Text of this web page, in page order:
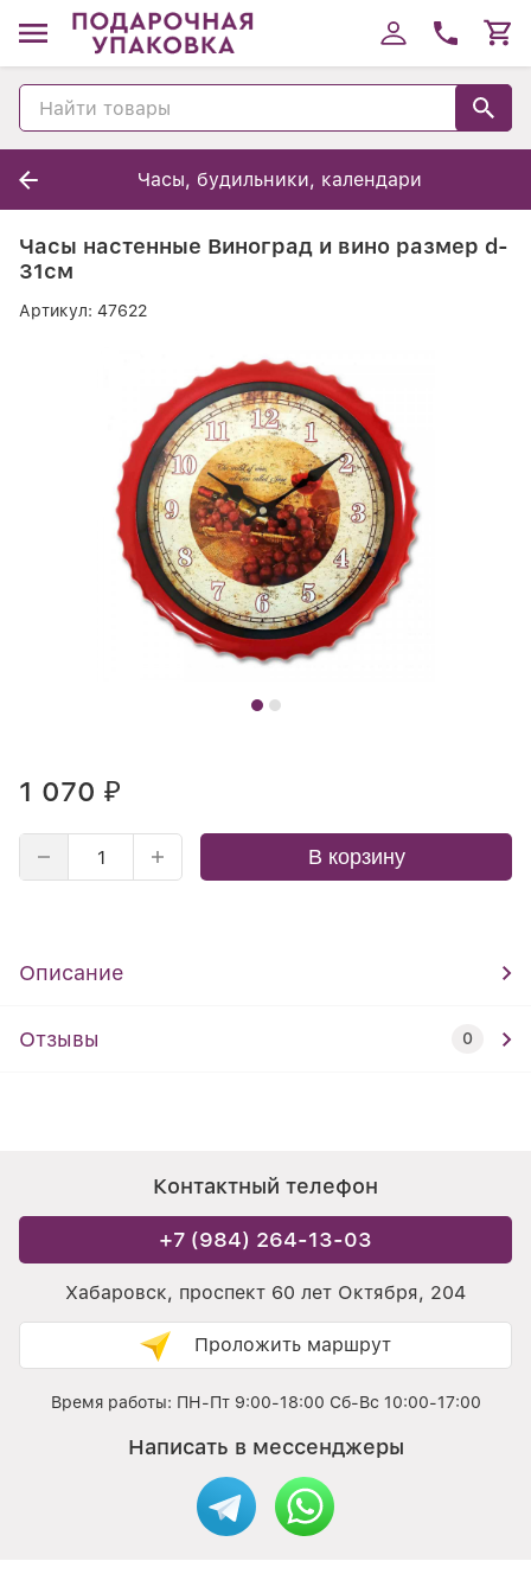
Часы, будильники, календари
Часы настенные Виноград и вино размер d-
31см
Артикул: 47622
1 070 ₽
В корзину
Описание
Отзывы 0
Контактный телефон
+7 (984) 264-13-03
Хабаровск, проспект 60 лет Октября, 204
Проложить маршрут
Время работы: ПН-Пт 9:00-18:00 Сб-Вс 10:00-17:00
Написать в мессенджеры